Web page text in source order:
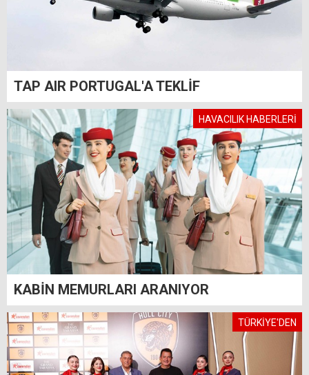
TAP AIR PORTUGAL'A TEKLİF
HAVACILIK HABERLERİ
KABİN MEMURLARI ARANIYOR
TÜRKİYE'DEN